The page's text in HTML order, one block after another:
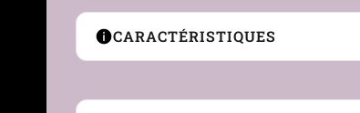
CARACTÉRISTIQUES